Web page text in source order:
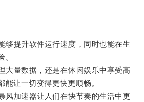
提升软件运行速度，同时也能在生
。
量数据，还是在休闲娱乐中享受高
能让一切变得更快更顺畅。
加速器让人们在快节奏的生活中更